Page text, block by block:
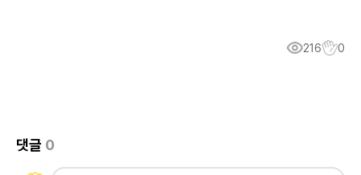
216 0
댓글 0